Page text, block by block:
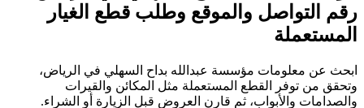
رقم التواصل والموقع وطلب قطع الغيار
المستعملة
ابحث عن معلومات مؤسسة عبدالله بداح السهلي في الرياض،
وتحقق من توفر القطع المستعملة مثل المكائن والقيرات
والصدامات والأبواب، ثم قارن العروض قبل الزيارة أو الشراء.